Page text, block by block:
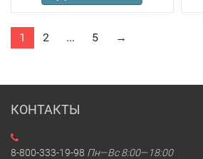
1 2 ... 5 →
КОНТАКТЫ
8-800-333-19-98 Пн—Вс 8:00—18:00